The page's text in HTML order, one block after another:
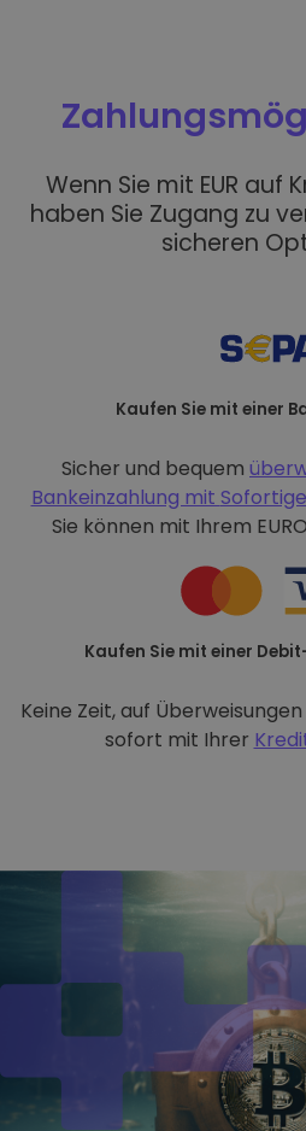
Wenn Sie mit EUR auf
haben Sie Zugang zu
sicheren
Kaufen Sie mit einer
Sicher und bequem
Bankeinzahlung mit
Sie können mit Ihrem
Kaufen Sie mit einer
Keine Zeit, auf
sofort mit Ihrer